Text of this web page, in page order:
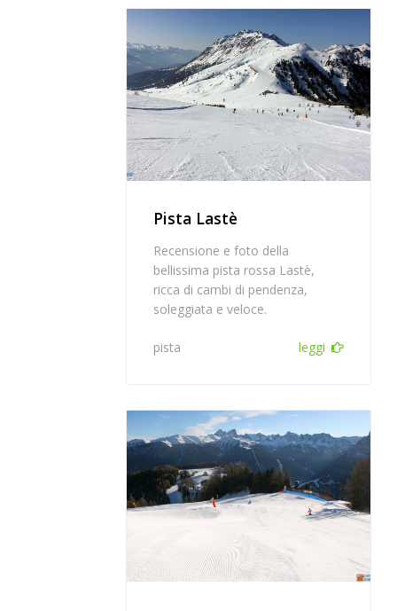
Pista Lastè
Recensione e foto della
bellissima pista rossa Lastè,
ricca di cambi di pendenza,
soleggiata e veloce.
pista leggi